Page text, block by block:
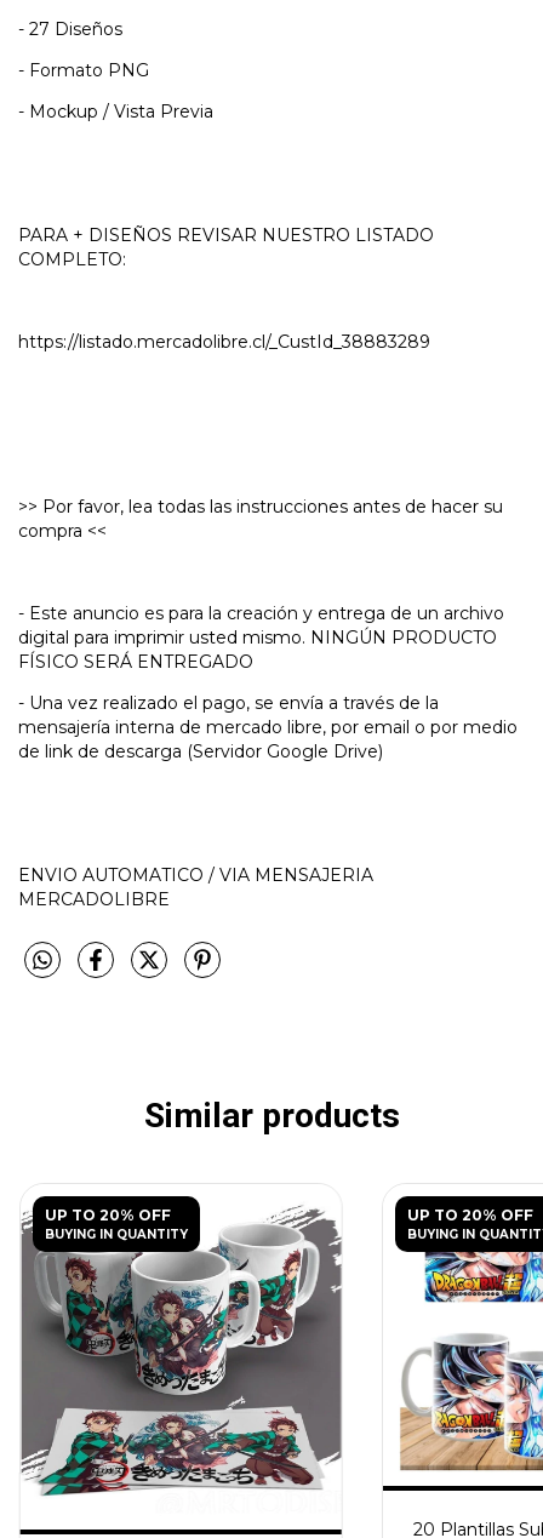
- 27 Diseños
- Formato PNG
- Mockup / Vista Previa
PARA + DISEÑOS REVISAR NUESTRO LISTADO
COMPLETO:
https://listado.mercadolibre.cl/_CustId_38883289
>> Por favor, lea todas las instrucciones antes de hacer su
compra <<
- Este anuncio es para la creación y entrega de un archivo
digital para imprimir usted mismo. NINGÚN PRODUCTO
FÍSICO SERÁ ENTREGADO
- Una vez realizado el pago, se envía a través de la
mensajería interna de mercado libre, por email o por medio
de link de descarga (Servidor Google Drive)
ENVIO AUTOMATICO / VIA MENSAJERIA
MERCADOLIBRE
Similar products
UP TO 20% OFF
BUYING IN QUANTITY
UP TO 20% OFF
BUYING IN
20 Plantillas